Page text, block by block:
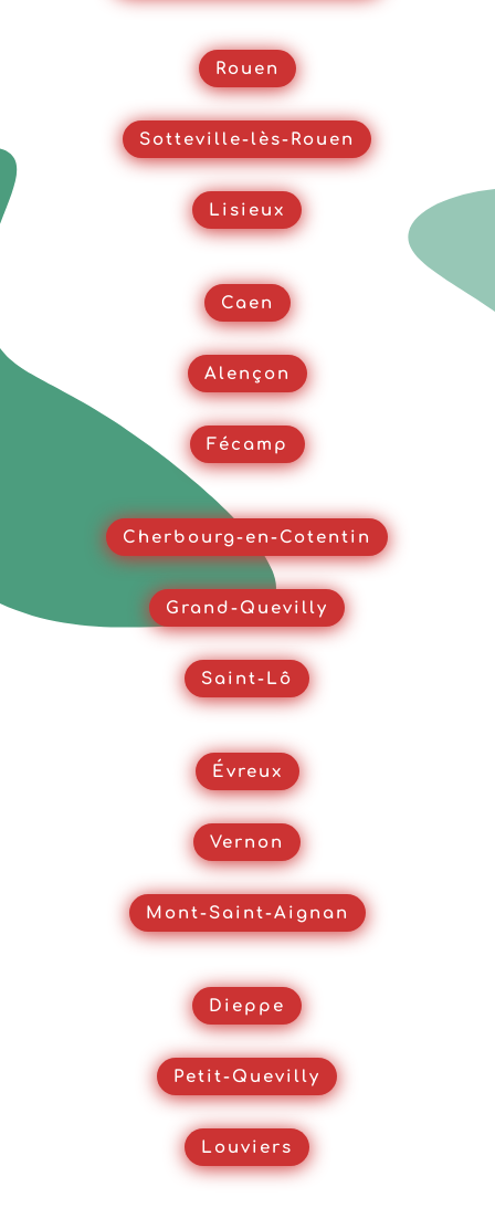
Rouen
Sotteville-lès-Rouen
Lisieux
Caen
Alençon
Fécamp
Cherbourg-en-Cotentin
Grand-Quevilly
Saint-Lô
Évreux
Vernon
Mont-Saint-Aignan
Dieppe
Petit-Quevilly
Louviers